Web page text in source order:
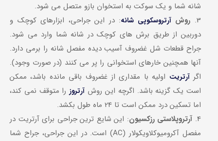
شانه شما و یک سوکت به استخوان بازو متصل می شود.
روشآرتروسکوپی شانه: در این جراحی، ابزارهای کوچک و
دوربین از طریق برش های کوچک در شانه شما وارد می شود.
جراح قطعات شل غضروف آسیب دیده مفصل شانه را برمی دارد.
آنها همچنین خارهای استخوانی را پر می کنند (در صورت وجود).
اگرآرتریت اولیه با مقداری از غضروف باقی مانده باشد، ممکن
است یک گزینه باشد. اگرچه این روش آرتروز را متوقف نمی کند،
اما تسکین درد ممکن است تا 24 ماه طول بکشد.
آرتروپلاستی رزکسیون: این شایع ترین جراحی برای آرتریت در
مفصل آکرومیوکلاویکولار (AC) است. در این جراحی، جراح شما